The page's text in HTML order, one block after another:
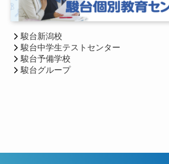
駿台新潟校
駿台中学生テストセンター
駿台予備学校
駿台グループ